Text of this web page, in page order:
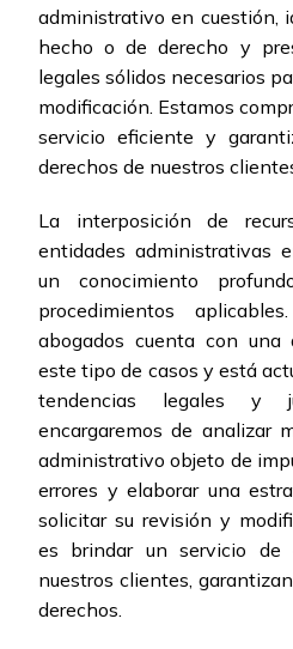
administrativo en cuestión,
hecho o de derecho y
legales sólidos necesarios
modificación. Estamos
servicio eficiente y
derechos de nuestros
La interposición de
entidades administrativas
un conocimiento
procedimientos
abogados cuenta con una
este tipo de casos y está
tendencias legales y
encargaremos de analizar
administrativo objeto de
errores y elaborar una
solicitar su revisión y
es brindar un servicio de
nuestros clientes,
derechos.